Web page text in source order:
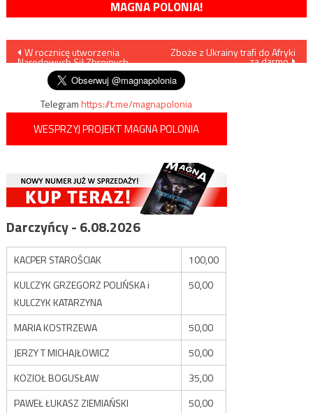
MAGNA POLONIA!
Nawigacja
wpisu
W rocznicę utworzenia
Narodowych Sił Zbrojnych
Zboże z Ukrainy trafi do Afryki
za darmo
Telegramhttps://t.me/magnapolonia
WESPRZYJ PROJEKT MAGNA POLONIA
Darczyńcy - 6.08.2026
KACPER STAROŚCIAK
100,00
KULCZYK GRZEGORZ POLIŃSKA i
KULCZYK KATARZYNA
50,00
MARIA KOSTRZEWA
50,00
JERZY T MICHAJŁOWICZ
50,00
KOZIOŁ BOGUSŁAW
35,00
PAWEŁ ŁUKASZ ZIEMIAŃSKI
50,00